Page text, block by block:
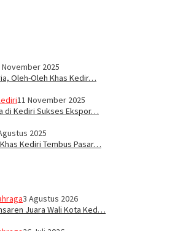
November 2025
Oleh-Oleh Khas Kedir…
11 November 2025
di Kediri Sukses Ekspor…
2025
Kediri Tembus Pasar…
3 Agustus 2026
Juara Wali Kota Ked…